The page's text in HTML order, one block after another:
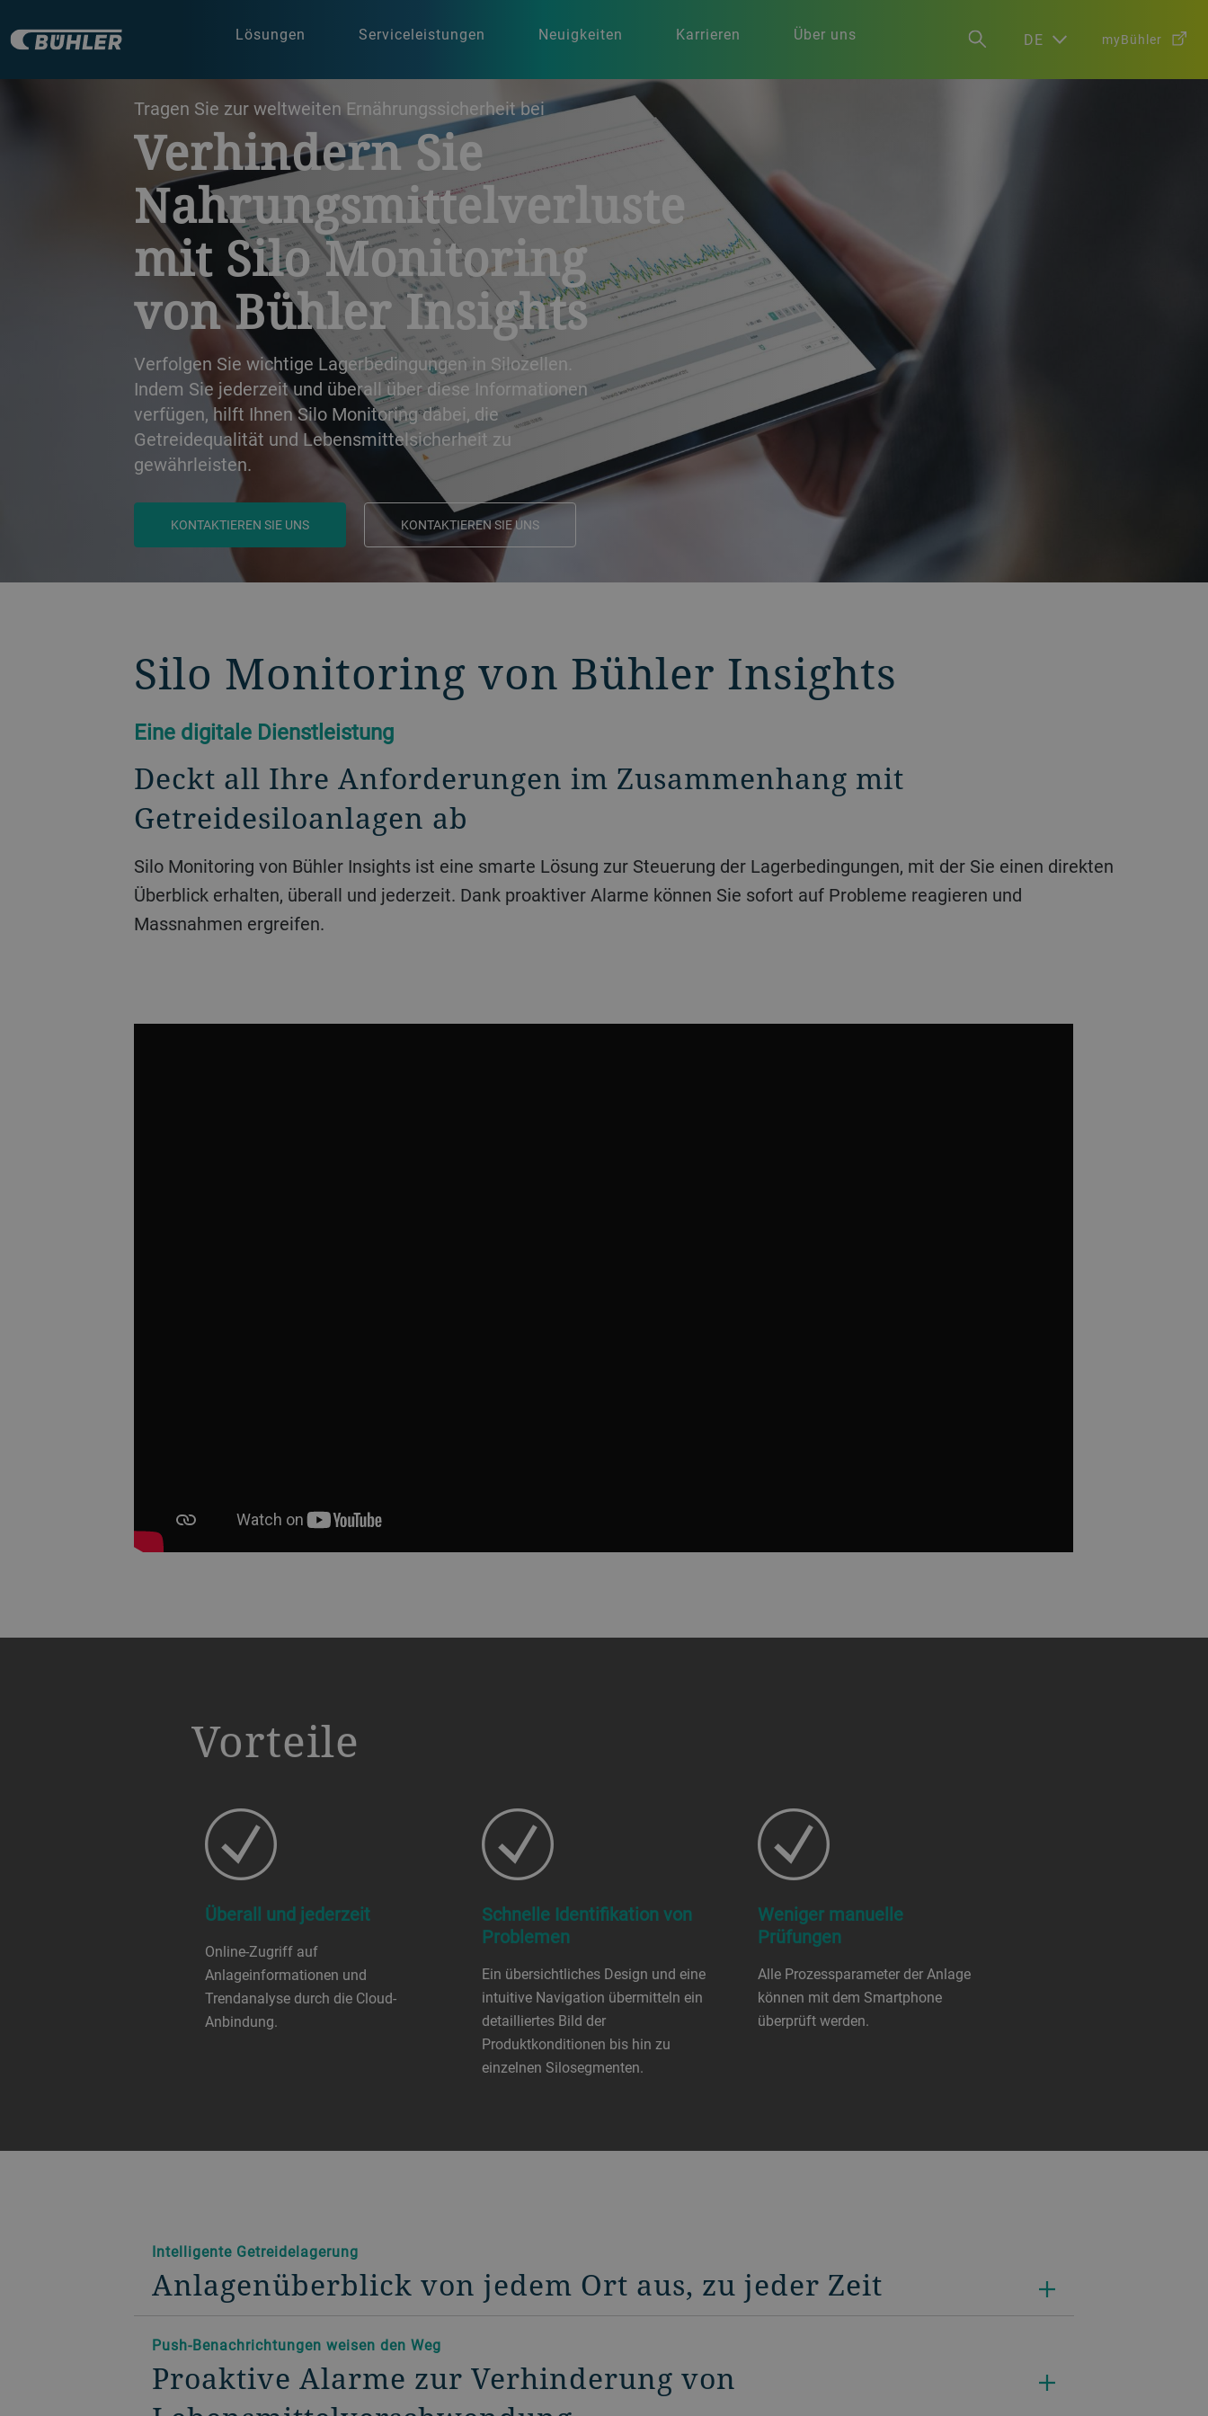
Lösungen Serviceleistungen Neuigkeiten Karrieren Über uns DE myBühler
Tragen Sie zur weltweiten Ernährungssicherheit bei
Verhindern Sie
Nahrungsmittelverluste
mit Silo Monitoring
von Bühler Insights
Verfolgen Sie wichtige Lagerbedingungen in Silozellen.
Indem Sie jederzeit und überall über diese Informationen
verfügen, hilft Ihnen Silo Monitoring dabei, die
Getreidequalität und Lebensmittelsicherheit zu
gewährleisten.
KONTAKTIEREN SIE UNS KONTAKTIEREN SIE UNS
Silo Monitoring von Bühler Insights
Eine digitale Dienstleistung
Deckt all Ihre Anforderungen im Zusammenhang mit
Getreidesiloanlagen ab
Silo Monitoring von Bühler Insights ist eine smarte Lösung zur Steuerung der Lagerbedingungen, mit der Sie einen direkten
Überblick erhalten, überall und jederzeit. Dank proaktiver Alarme können Sie sofort auf Probleme reagieren und
Massnahmen ergreifen.
Vorteile
Überall und jederzeit
Online-Zugriff auf
Anlageinformationen und
Trendanalyse durch die Cloud-
Anbindung.
Schnelle Identifikation von
Problemen
Ein übersichtliches Design und eine
intuitive Navigation übermitteln ein
detailliertes Bild der
Produktkonditionen bis hin zu
einzelnen Silosegmenten.
Weniger manuelle
Prüfungen
Alle Prozessparameter der Anlage
können mit dem Smartphone
überprüft werden.
Intelligente Getreidelagerung
Anlagenüberblick von jedem Ort aus, zu jeder Zeit
Push-Benachrichtungen weisen den Weg
Proaktive Alarme zur Verhinderung von